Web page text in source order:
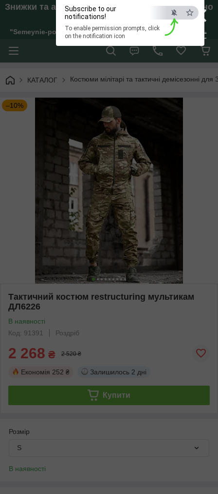
×
ESC
Subscribe to our
notifications!
To enable permission prompts, click
on the notification icon
Знижки та акції. Відправки тільки якщо внесено
Аванс!
"Semeynie-pokupki" Інтернет-магазин жіночого, дитячого та
КАТАЛОГ Костюми мілітарі та тактичні демісезонні для
–10%
Тактичний костюм restructuring мультикам
ДЛ6226
В наявності
Код: 91391
Роздріб
2 268 ₴ 2 520 ₴
Економія 252 ₴ Залишилось 2 дні
Купити
Розмір
S
В наявності